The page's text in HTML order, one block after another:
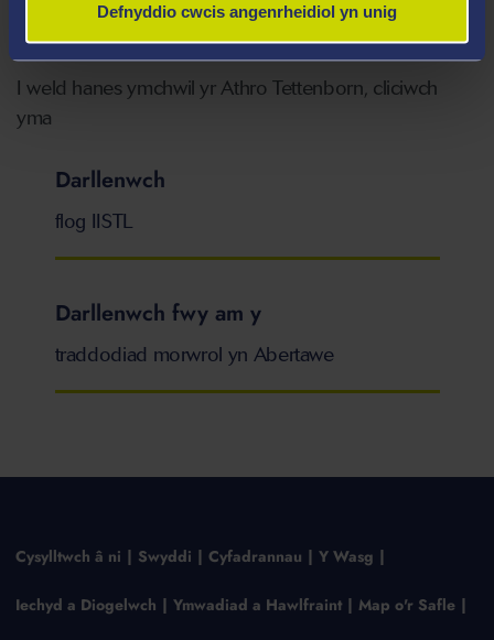
Defnyddio cwcis angenrheidiol yn unig
ar lawer o agweddau ar gyfraith fasnachol.
I weld hanes ymchwil yr Athro Tettenborn, cliciwch
yma
Darllenwch
flog IISTL
Darllenwch fwy am y
traddodiad morwrol yn Abertawe
Cysylltwch â ni Swyddi Cyfadrannau Y Wasg
Iechyd a Diogelwch Ymwadiad a Hawlfraint Map o'r Safle